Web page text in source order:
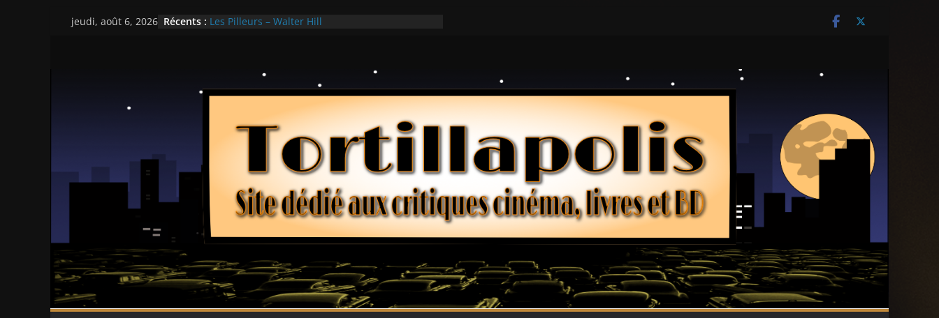
Passerjeudi, août 6, 2026 Récents : Les Pilleurs – Walter Hill
Ça chauffe au lycée Ridgemont – Amy Heckerling